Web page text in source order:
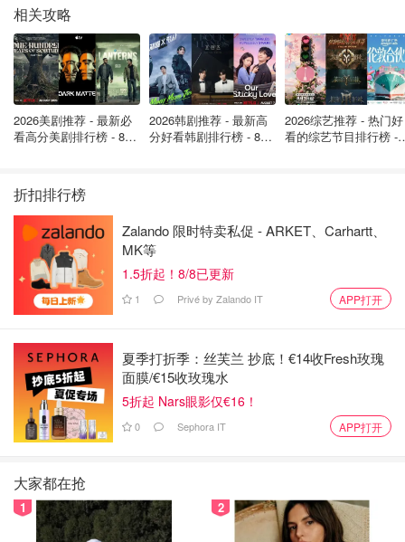
实拍
调查表明：
91% 确认他们的皮肤立刻看起来更光滑。
92% 确认他们的皮肤更饱满，且看起来明显更加紧致。
89% 确认这是他们使用过的最佳保湿护理系列。
Babor 10D Hyaluronic Acid Ampoule Serum
$60.00
购买
Dual Eye Solution
一瓶顶两是真的！到底是哪个小聪明设计出来的双头眼霜
啊！？真的不要太方便了点。。
相关攻略
2026美剧推荐 - 最新必
看高分美剧排行榜 - 8月
2026韩剧推荐 - 最新高
分好看韩剧排行榜 - 8月
2026综艺推荐 - 热门好
看的综艺节目排行榜 -
折扣排行榜
Zalando 限时特卖私促 - ARKET、Carhartt、
MK等
1.5折起！8/8已更新
1 Privé by Zalando IT APP打开
夏季打折季：丝芙兰 抄底！€14收Fresh玫瑰
面膜/€15收玫瑰水
5折起 Nars眼影仅€16！
0 Sephora IT APP打开
大家都在抢
1 2